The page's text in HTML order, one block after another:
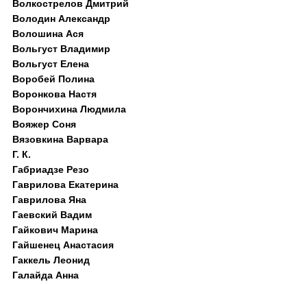
Волкострелов Дмитрий
Володин Александр
Волошина Ася
Вольгуст Владимир
Вольгуст Елена
Воробей Полина
Воронкова Настя
Ворончихина Людмила
Вояжер Соня
Вязовкина Варвара
Г. К.
Габриадзе Резо
Гаврилова Екатерина
Гаврилова Яна
Гаевский Вадим
Гайкович Марина
Гайшенец Анастасия
Гаккель Леонид
Галайда Анна